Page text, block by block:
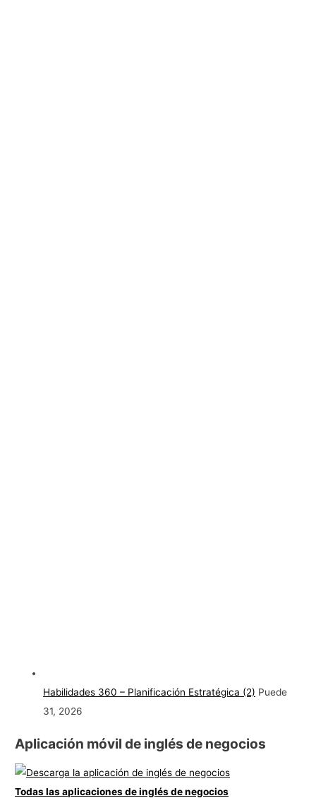
Habilidades 360 – Planificación Estratégica (2) Puede
31, 2026
Aplicación móvil de inglés de negocios
Todas las aplicaciones de inglés de negocios